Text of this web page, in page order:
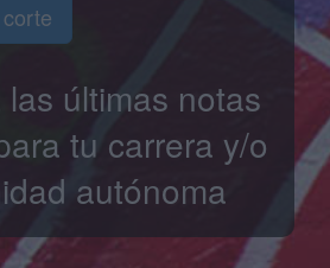
últimas notas
tu carrera y/o
autónoma